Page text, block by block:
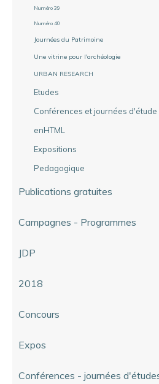
Numéro 39
Numéro 40
Journées du Patrimoine
Une vitrine pour l'archéologie
URBAN RESEARCH
Etudes
Conférences et journées d'étude
enHTML
Expositions
Pedagogique
Publications gratuites
Campagnes - Programmes
JDP
2018
Concours
Expos
Conférences - journées